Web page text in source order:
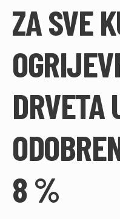
ZA SVE
DRVETA
8 %